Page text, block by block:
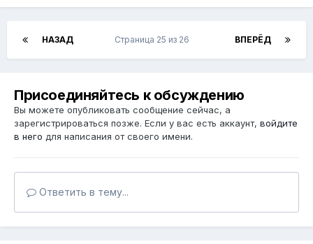
НАЗАД ВПЕРЁД
Страница 25 из 26
Присоединяйтесь к обсуждению
Вы можете опубликовать сообщение сейчас, а
зарегистрироваться позже. Если у вас есть аккаунт, войдите
в него для написания от своего имени.
Ответить в тему...